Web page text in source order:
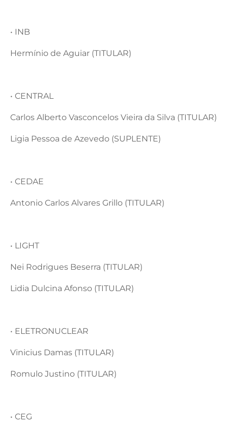
• INB
Hermínio de Aguiar (TITULAR)
• CENTRAL
Carlos Alberto Vasconcelos Vieira da Silva (TITULAR)
Ligia Pessoa de Azevedo (SUPLENTE)
• CEDAE
Antonio Carlos Alvares Grillo (TITULAR)
• LIGHT
Nei Rodrigues Beserra (TITULAR)
Lidia Dulcina Afonso (TITULAR)
• ELETRONUCLEAR
Vinicius Damas (TITULAR)
Romulo Justino (TITULAR)
• CEG